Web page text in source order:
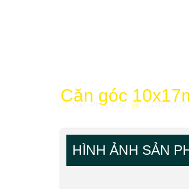
Căn góc
Vạn Phúc City 03/05/2024
HÌNH ẢNH SẢN